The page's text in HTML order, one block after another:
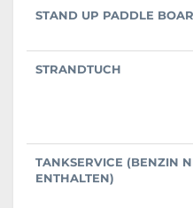
STAND UP PADDLE
STRANDTUCH
TANKSERVICE (BENZIN
ENTHALTEN)